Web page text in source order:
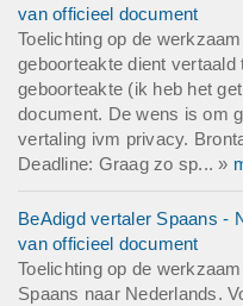
van officieel document
Toelichting op de
geboorteakte dient
geboorteakte (ik heb het
document. De wens is om
vertaling ivm privacy.
Deadline: Graag zo sp... »
BeAdigd vertaler Spaans -
van officieel document
Toelichting op de
Spaans naar Nederlands.